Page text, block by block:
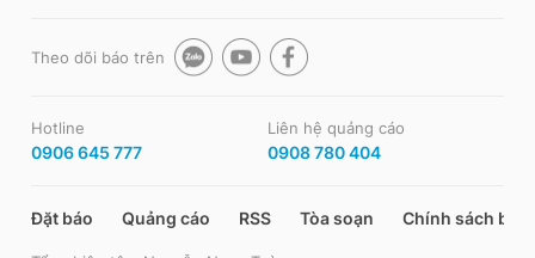
Theo dõi báo trên
Hotline
0906 645 777
Liên hệ quảng cáo
0908 780 404
Đặt báo Quảng cáo RSS Tòa soạn Chính sách bảo